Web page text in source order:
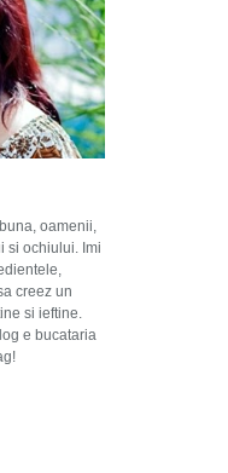
oamenii,
si ochiului. Imi
creez un
si ieftine.
e bucataria